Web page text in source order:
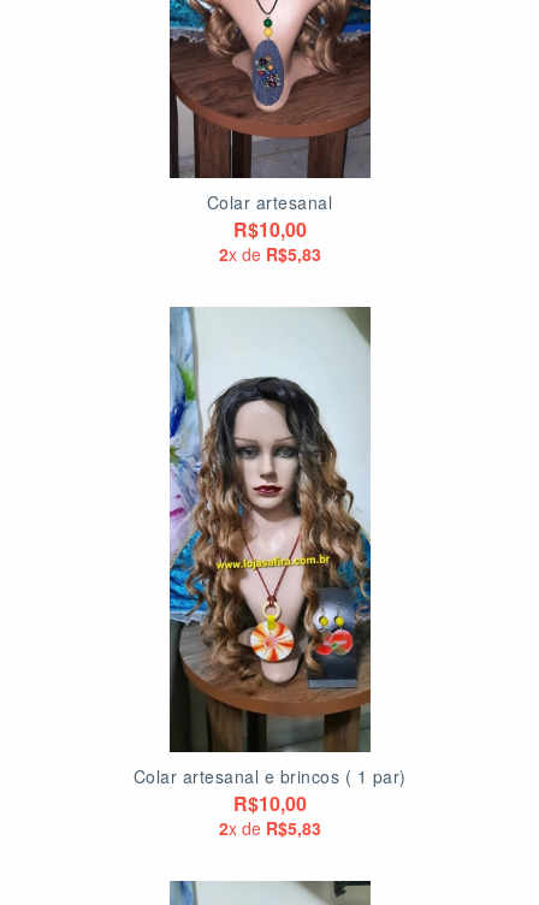
Colar artesanal
R$10,00
2x de R$5,83
Colar artesanal e brincos ( 1 par)
R$10,00
2x de R$5,83